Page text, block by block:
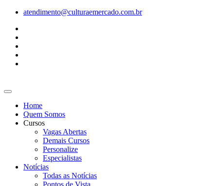
conteúdo
atendimento@culturaemercado.com.br
Home
Quem Somos
Cursos
Vagas Abertas
Demais Cursos
Personalize
Especialistas
Notícias
Todas as Notícias
Pontos de Vista